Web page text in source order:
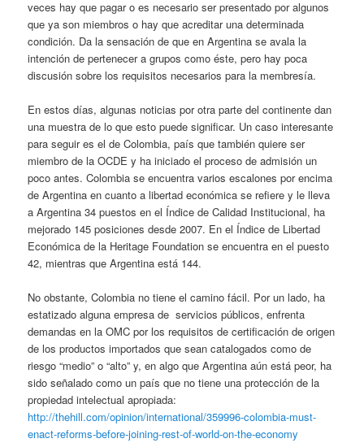
veces hay que pagar o es necesario ser presentado por algunos
que ya son miembros o hay que acreditar una determinada
condición. Da la sensación de que en Argentina se avala la
intención de pertenecer a grupos como éste, pero hay poca
discusión sobre los requisitos necesarios para la membresía.
En estos días, algunas noticias por otra parte del continente dan
una muestra de lo que esto puede significar. Un caso interesante
para seguir es el de Colombia, país que también quiere ser
miembro de la OCDE y ha iniciado el proceso de admisión un
poco antes. Colombia se encuentra varios escalones por encima
de Argentina en cuanto a libertad económica se refiere y le lleva
a Argentina 34 puestos en el Índice de Calidad Institucional, ha
mejorado 145 posiciones desde 2007. En el Índice de Libertad
Económica de la Heritage Foundation se encuentra en el puesto
42, mientras que Argentina está 144.
No obstante, Colombia no tiene el camino fácil. Por un lado, ha
estatizado alguna empresa de servicios públicos, enfrenta
demandas en la OMC por los requisitos de certificación de origen
de los productos importados que sean catalogados como de
riesgo “medio” o “alto” y, en algo que Argentina aún está peor, ha
sido señalado como un país que no tiene una protección de la
propiedad intelectual apropiada:
http://thehill.com/opinion/international/359996-colombia-must-
enact-reforms-before-joining-rest-of-world-on-the-economy